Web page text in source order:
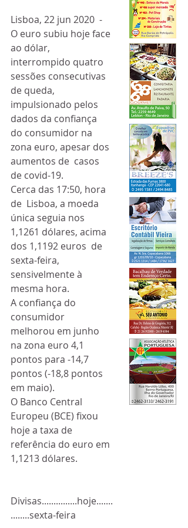
Lisboa, 22 jun 2020  -
O euro subiu hoje face
ao dólar,
interrompido quatro
sessões consecutivas
de queda,
impulsionado pelos
dados da confiança
do consumidor na
zona euro, apesar dos
aumentos de  casos
de covid-19.
Cerca das 17:50, hora
de  Lisboa, a moeda
única seguia nos
1,1261 dólares, acima
dos 1,1192 euros  de
sexta-feira,
sensivelmente à
mesma hora.
A confiança do
consumidor
melhorou em junho
na zona euro 4,1
pontos para -14,7
pontos (-18,8 pontos
em maio).
O Banco Central
Europeu (BCE) fixou
hoje a taxa de
referência do euro em
1,1213 dólares.
Divisas...............hoje.......
........sexta-feira